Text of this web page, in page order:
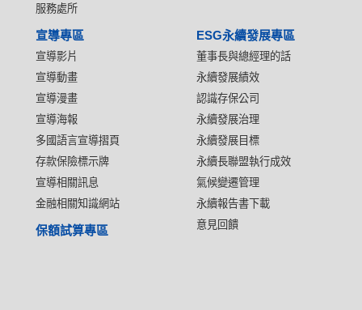
服務處所
宣導專區
宣導影片
宣導動畫
宣導漫畫
宣導海報
多國語言宣導摺頁
存款保險標示牌
宣導相關訊息
金融相關知識網站
ESG永續發展專區
董事長與總經理的話
永續發展績效
認識存保公司
永續發展治理
永續發展目標
永續長聯盟執行成效
氣候變遷管理
永續報告書下載
意見回饋
保額試算專區